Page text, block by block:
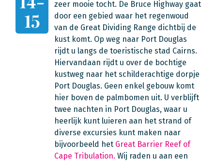
15
zeer mooie tocht. De Bruce Highway gaat
door een gebied waar het regenwoud
van de Great Dividing Range dichtbij de
kust komt. Op weg naar Port Douglas
rijdt u langs de toeristische stad Cairns.
Hiervandaan rijdt u over de bochtige
kustweg naar het schilderachtige dorpje
Port Douglas. Geen enkel gebouw komt
hier boven de palmbomen uit. U verblijft
twee nachten in Port Douglas, waar u
heerlijk kunt luieren aan het strand of
diverse excursies kunt maken naar
bijvoorbeeld het Great Barrier Reef of
Cape Tribulation. Wij raden u aan een